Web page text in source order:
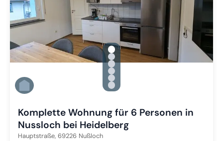
gallery.slide_selector
Zu Slide 1 wechseln
Zu Slide 2 wechseln
Zu Slide 3 wechseln
Zu Slide 4 wechseln
Zu Slide 5 wechseln
Zu Slide 6 wechseln
Komplette Wohnung für 6 Personen in
Nussloch bei Heidelberg
Hauptstraße, 69226 Nußloch